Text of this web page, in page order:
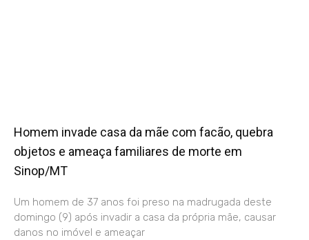
Homem invade casa da mãe com facão, quebra
objetos e ameaça familiares de morte em
Sinop/MT
Um homem de 37 anos foi preso na madrugada deste
domingo (9) após invadir a casa da própria mãe, causar
danos no imóvel e ameaçar